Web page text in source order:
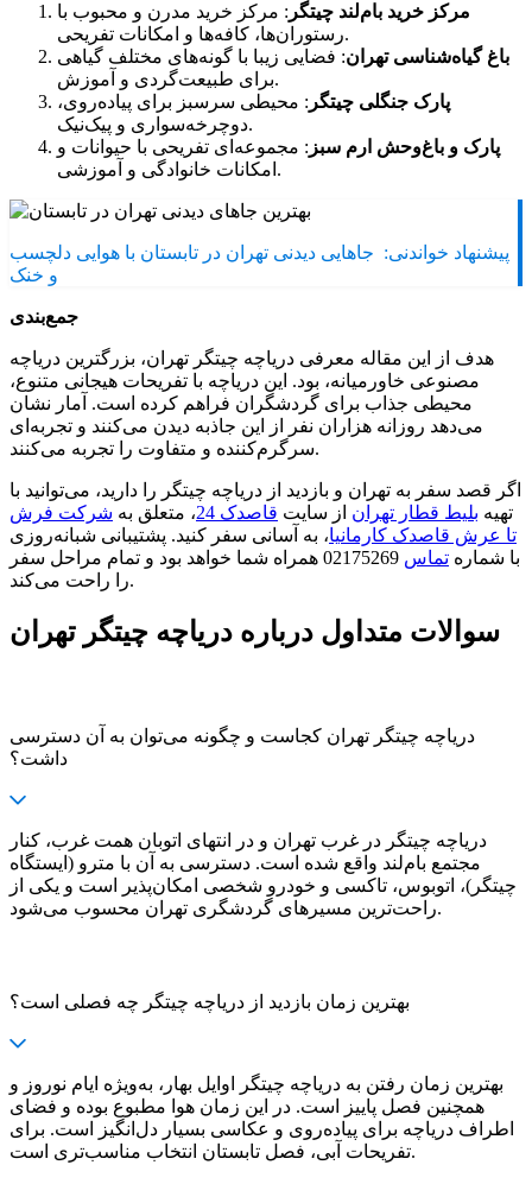
مرکز خرید بام‌لند چیتگر : مرکز خرید مدرن و محبوب با
رستوران‌ها، کافه‌ها و امکانات تفریحی.
باغ گیاه‌شناسی تهران: فضایی زیبا با گونه‌های مختلف گیاهی
برای طبیعت‌گردی و آموزش.
پارک جنگلی چیتگر : محیطی سرسبز برای پیاده‌روی،
دوچرخه‌سواری و پیک‌نیک.
پارک و باغ‌وحش ارم سبز : مجموعه‌ای تفریحی با حیوانات و
امکانات خانوادگی و آموزشی.
پیشنهاد خواندنی: جاهایی دیدنی تهران در تابستان با هوایی دلچسب
و خنک
جمع‌بندی
هدف از این مقاله معرفی دریاچه چیتگر تهران، بزرگترین دریاچه
مصنوعی خاورمیانه، بود. این دریاچه با تفریحات هیجانی متنوع،
محیطی جذاب برای گردشگران فراهم کرده است. آمار نشان
می‌دهد روزانه هزاران نفر از این جاذبه دیدن می‌کنند و تجربه‌ای
سرگرم‌کننده و متفاوت را تجربه می‌کنند.
اگر قصد سفر به تهران و بازدید از دریاچه چیتگر را دارید، می‌توانید با
تهیه بلیط قطار تهران از سایت قاصدک 24 ، متعلق به شرکت فرش
تا عرش قاصدک کارمانیا، به آسانی سفر کنید. پشتیبانی شبانه‌روزی
با شماره تماس
02175269 همراه شما خواهد بود و تمام مراحل سفر
را راحت می‌کند.
سوالات متداول درباره دریاچه چیتگر تهران
دریاچه چیتگر تهران کجاست و چگونه می‌توان به آن دسترسی
داشت؟
دریاچه چیتگر در غرب تهران و در انتهای اتوبان همت غرب، کنار
مجتمع بام‌لند واقع شده است. دسترسی به آن با مترو (ایستگاه
چیتگر)، اتوبوس، تاکسی و خودرو شخصی امکان‌پذیر است و یکی از
راحت‌ترین مسیرهای گردشگری تهران محسوب می‌شود.
بهترین زمان بازدید از دریاچه چیتگر چه فصلی است؟
بهترین زمان رفتن به دریاچه چیتگر اوایل بهار، به‌ویژه ایام نوروز و
همچنین فصل پاییز است. در این زمان هوا مطبوع بوده و فضای
اطراف دریاچه برای پیاده‌روی و عکاسی بسیار دل‌انگیز است. برای
تفریحات آبی، فصل تابستان انتخاب مناسب‌تری است.